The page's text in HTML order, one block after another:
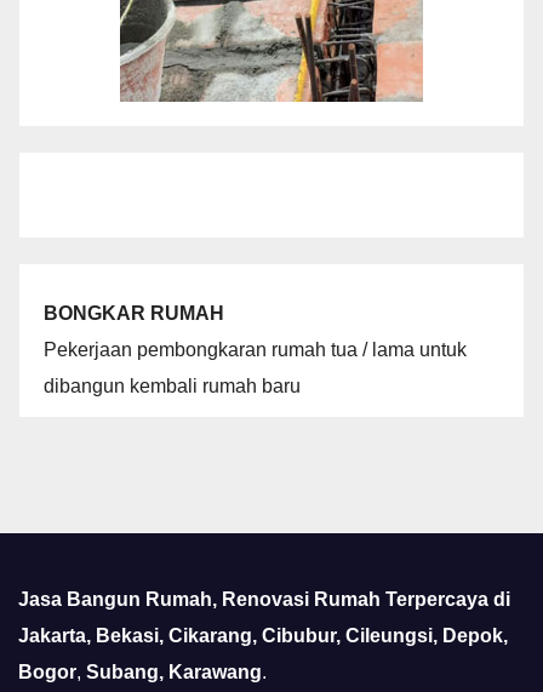
BONGKAR RUMAH
Pekerjaan pembongkaran rumah tua / lama untuk
dibangun kembali rumah baru
Jasa Bangun Rumah, Renovasi Rumah Terpercaya di
Jakarta, Bekasi, Cikarang, Cibubur, Cileungsi, Depok,
Bogor, Subang, Karawang.